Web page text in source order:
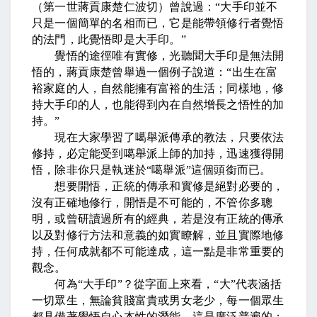
（第一世蔣貢康楚仁波切）曾說過：“大手印並不
只是一個簡單的名相而已，它是能帶領修行者覺悟
的法門，此覺悟即是大手印。 ”
覺悟的途徑唯有實修，光聽聞大手印是無法開
悟的，蔣貢康楚曾舉過一個例子說道：“出生在富
裕家庭的人，自然能擁有富裕的生活；同樣地，修
持大手印的人，也能得到內在自然增長之悟性的加
持。”
現在大家學習了噶舉派傳承的教法，只要依法
修持，必定能受到噶舉派上師的加持，迅速獲得開
悟，除非你只是執迷於“噶舉派”這個頭銜而已。
想要開悟，正統的傳承和實修是絕對必要的，
沒有正確地修行，開悟是不可能的，不管你多聰
明，或曾研讀過所有的經典，若是沒有正統的傳承
以及對修行方法和意義的如實瞭解，並且實際地修
持，任何成就都不可能達成，這一點是非常重要的
觀念。
何為“大手印”？從字面上來看，“大”代表涵括
一切眾生，無論貧賤富貴或男女老少，每一個眾生